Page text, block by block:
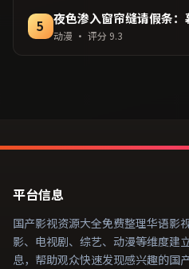
5 夜色渗入窗帘缝请假条：
动漫 · 评分 9.3
平台信息
国产影视资源大全免费整理华语影
影、电视剧、综艺、动漫等维度建
息，帮助观众快速发现感兴趣的国